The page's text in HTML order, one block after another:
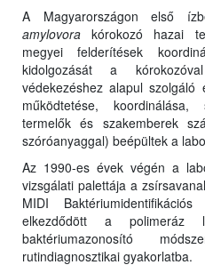
A Magyarországon első
amylovora kórokozó hazai
megyei felderítések
kidolgozását a
védekezéshez alapul szolgáló
működtetése,
termelők és szakemberek
szóróanyaggal) beépültek a
Az 1990-es évek végén a
vizsgálati palettája a
MIDI
elkezdődött a polimeráz
baktériumazonosító
rutindiagnosztikai gyakorlatba.